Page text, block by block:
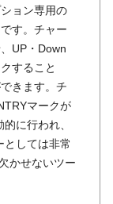
ョン専用の
す。チャー
UP・Down
すること
きます。チ
マークが
に行われ、
としては非常
かせないツー